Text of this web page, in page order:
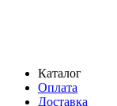
Каталог
Оплата
Доставка